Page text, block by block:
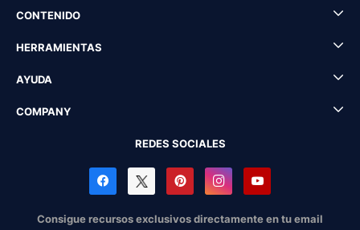
CONTENIDO
HERRAMIENTAS
AYUDA
COMPANY
REDES SOCIALES
Consigue recursos exclusivos directamente en tu email